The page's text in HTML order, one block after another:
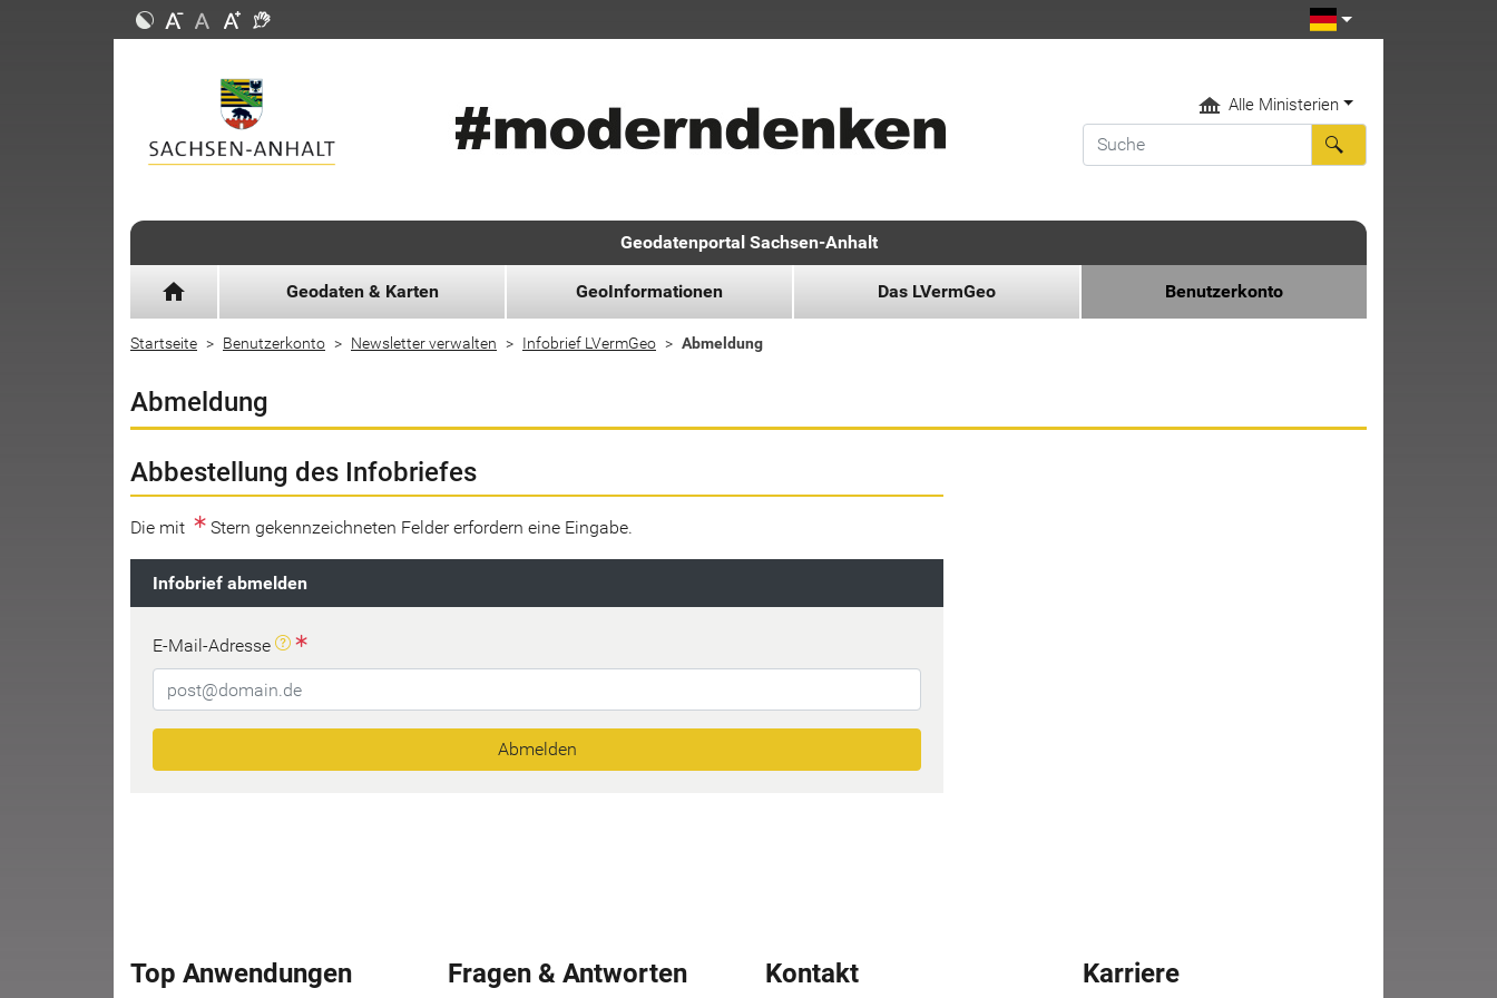
Alle Ministerien
Geodatenportal Sachsen-Anhalt
home Geodaten & Karten GeoInformationen Das LVermGeo Benutzerkonto
Startseite Benutzerkonto Newsletter verwalten Infobrief LVermGeo Abmeldung
Abmeldung
Abbestellung des Infobriefes
Die mit Stern gekennzeichneten Felder erfordern eine Eingabe.
Infobrief abmelden
E-Mail-Adresse Tragen Sie hier die E-Mail-Adresse ein, mit der Sie sich für diesen Newsletter registriert haben.
Abmelden
Top Anwendungen Fragen & Antworten Kontakt Karriere